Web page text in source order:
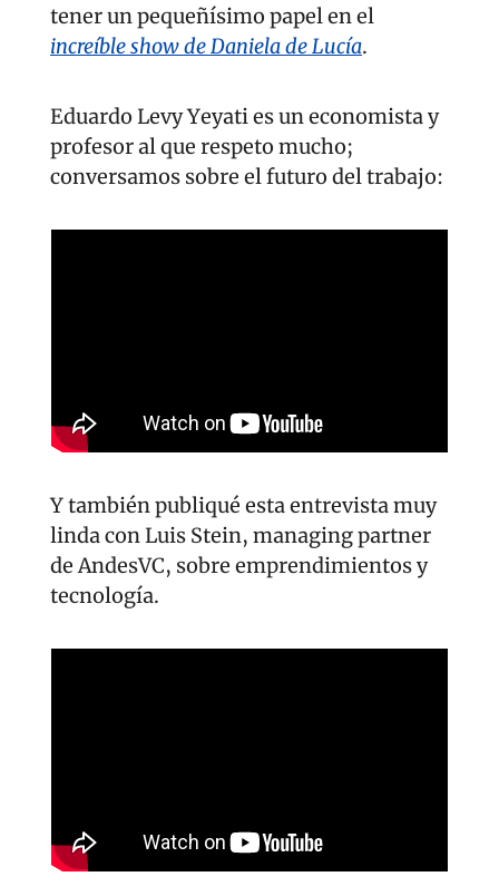
increíble show de Daniela de Lucía.
Eduardo Levy Yeyati es un economista y
profesor al que respeto mucho;
conversamos sobre el futuro del trabajo:
Y también publiqué esta entrevista muy
linda con Luis Stein, managing partner
de AndesVC, sobre emprendimientos y
tecnología.